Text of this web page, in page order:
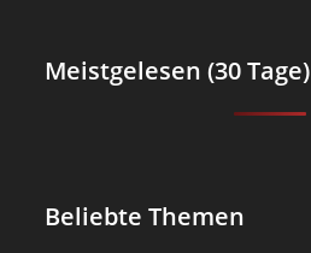
Meistgelesen (30 Tage)
Beliebte Themen